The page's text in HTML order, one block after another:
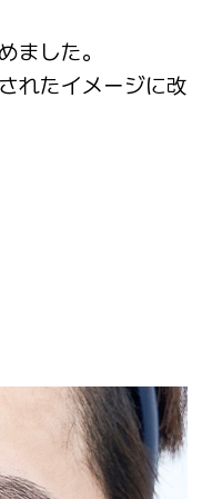
ました。
れたイメージに改